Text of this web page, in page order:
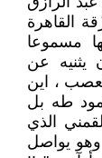
القاهرة
مسموعا
يثنيه عن
، اين
طه بل
الذي
يواصل